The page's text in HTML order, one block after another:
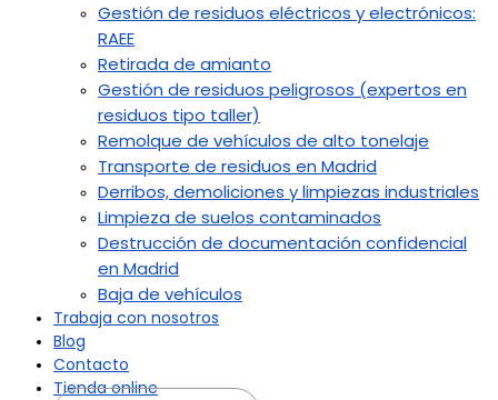
Gestión de residuos eléctricos y electrónicos:
RAEE
Retirada de amianto
Gestión de residuos peligrosos (expertos en
residuos tipo taller)
Remolque de vehículos de alto tonelaje
Transporte de residuos en Madrid
Derribos, demoliciones y limpiezas industriales
Limpieza de suelos contaminados
Destrucción de documentación confidencial
en Madrid
Baja de vehículos
Trabaja con nosotros
Blog
Contacto
Tienda online